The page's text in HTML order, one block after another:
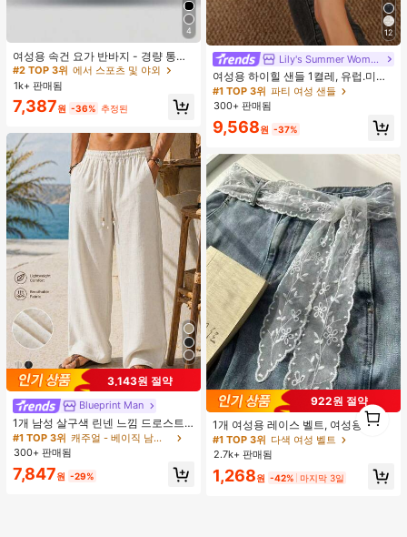
4
여성용 속건 요가 반바지 - 경량 통기
성 트레이닝 스포츠 반바지, 여성용 스
트레치 피트니스 팬츠 블랙 여름
높은 재방문 고객
#2 TOP 3위 에서 스포츠 및 야외
높은 재방문 고객
#2 TOP 3위 에서 스포츠 및 야외
높은 재방문 고객
#2 TOP 3위
에서 스포츠 및 야외
1k+ 판매됨
7,387원 -36% 추정된
3,143원 절약
Blueprint Man
1개 남성 살구색 린넨 느낌 드로스트
링 스트레이트 레그 팬츠, 부드럽고 편
안한 린넨 같은 원단, 캐주얼 휴가 &
일상 출퇴근, 올드 머니 스타일
#1 TOP 3위
캐주얼 - 베이직 남성 바지
300+ 판매됨
7,847원 -29%
12
Lily's Summer Women Shoes
여성용 하이힐 샌들 1켤레, 유럽.미국
플러스 사이즈 어머니날 선물, 패셔너
블하고 편안한 PU 미끄럼 방지 솔리
드 컬러 청키 힐 주름 텍스처 라운드
토 오픈토 슬립온 하이힐, 힐 높이 5c
m, 실내외 겸용, 귀엽고 고급스러운 데
일리.파티.볼.휴가.홈.캠퍼스.모임.오
피스용, 2026 봄/여름 신상 (약간 크게
나옴)
#1 TOP 3위 파티 여성 샌들
300+ 판매됨
9,568원 -37%
922원 절약
1개 여성용 레이스 벨트, 여성용 벨트,
다기능 바지 액세서리, 스카프 또는 벨
트로 사용 가능, 패션 긴 레이스 벨트
스카프, 플로럴 레이스 트림 스카프,
레이스 헤드밴드 헤드스카프 넥 스카
프 헤드밴드, 경량 자수 레이스 스카
#1 TOP 3위 다색 여성 벨트
2.7k+ 판매됨
1,268원 -42% 마지막 3일
1